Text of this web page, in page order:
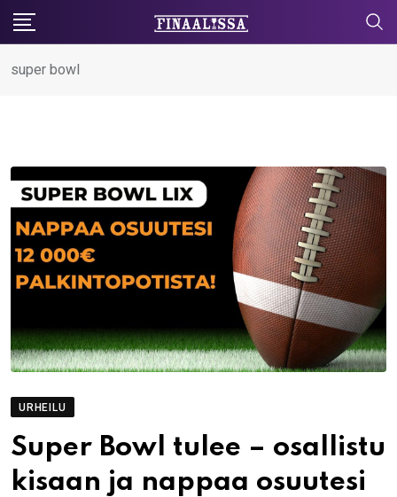
Skip
super bowl
URHEILU
Super Bowl tulee – osallistu
kisaan ja nappaa osuutesi